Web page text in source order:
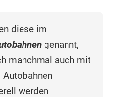
diese im
genannt,
manchmal auch mit
Autobahnen
werden